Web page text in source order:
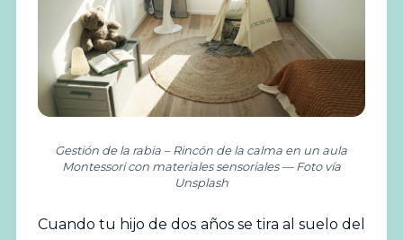
Gestión de la rabia – Rincón de la calma en un aula
Montessori con materiales sensoriales — Foto vía
Unsplash
Cuando tu hijo de dos años se tira al suelo del